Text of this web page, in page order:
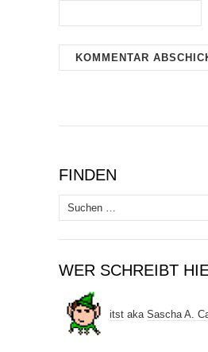
FINDEN
Suchen
nach:
WER SCHREIBT
itst aka Sascha A.